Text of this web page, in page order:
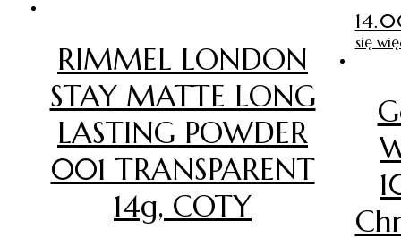
RIMMEL LONDON
STAY MATTE LONG
LASTING POWDER
001 TRANSPARENT
14g, COTY
się